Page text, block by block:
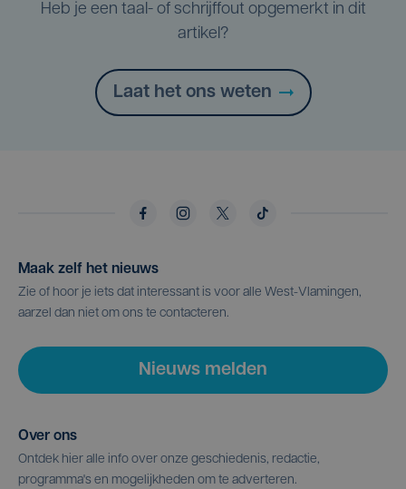
Heb je een taal- of schrijffout opgemerkt in dit
artikel?
Laat het ons weten
Maak zelf het nieuws
Zie of hoor je iets dat interessant is voor alle West-Vlamingen,
aarzel dan niet om ons te contacteren.
Nieuws melden
Over ons
Ontdek hier alle info over onze geschiedenis, redactie,
programma's en mogelijkheden om te adverteren.